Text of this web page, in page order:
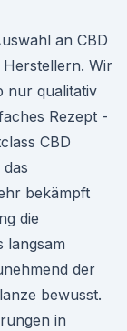
an CBD
Wir
nur qualitativ
Rezept -
CBD
bekämpft
die
langsam
der
bewusst.
in